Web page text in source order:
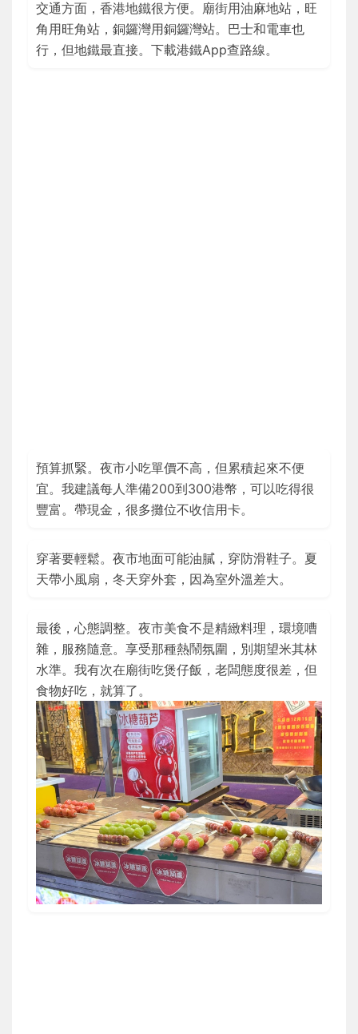
交通方面，香港地鐵很方便。廟街用油麻地站，旺
角用旺角站，銅鑼灣用銅鑼灣站。巴士和電車也
行，但地鐵最直接。下載港鐵App查路線。
預算抓緊。夜市小吃單價不高，但累積起來不便
宜。我建議每人準備200到300港幣，可以吃得很
豐富。帶現金，很多攤位不收信用卡。
穿著要輕鬆。夜市地面可能油膩，穿防滑鞋子。夏
天帶小風扇，冬天穿外套，因為室外溫差大。
最後，心態調整。夜市美食不是精緻料理，環境嘈
雜，服務隨意。享受那種熱鬧氛圍，別期望米其林
水準。我有次在廟街吃煲仔飯，老闆態度很差，但
食物好吃，就算了。